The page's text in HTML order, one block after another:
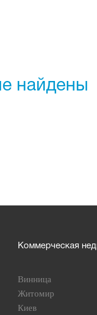
найдены
Коммерческая
Винница
Житомир
Киев